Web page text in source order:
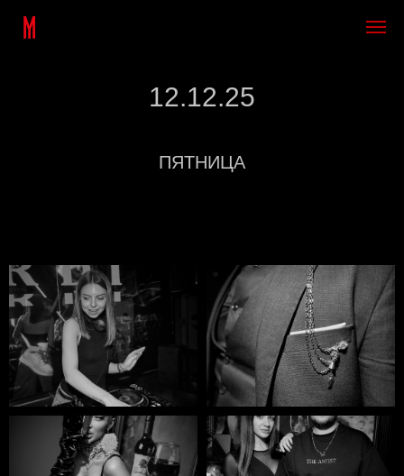
12.12.25
ПЯТНИЦА